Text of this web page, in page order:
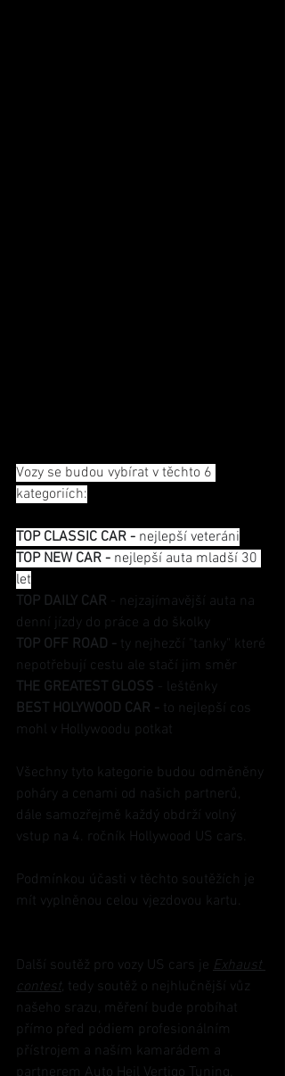
Vozy se budou vybírat v těchto 6
kategoriích:
TOP CLASSIC CAR - nejlepší veteráni
TOP NEW CAR - nejlepší auta mladší 30
let
TOP DAILY CAR
- nejzajímavější auta na
denní jízdy do práce a do školky
TOP OFF ROAD - ty nejhezčí "tanky" které
nepotřebují cestu ale stačí jim směr
THE GREATEST GLOSS
- leštěnky
BEST HOLYWOOD CAR - to nejlepší cos
mohl v Hollywoodu potkat
Všechny tyto kategorie budou odměněny
poháry a cenami od našich partnerů,
dále samozřejmě každý obdrží volný
vstup na 4. ročník Hollywood US cars.
Podmínkou účasti v těchto soutěžích je
mít vyplněnou celou vjezdovou kartu.
Další soutěž pro vozy US cars je Exhaust
contest, tedy soutěž o nejhlučnější vůz
našeho srazu, měření bude probíhat
přímo před pódiem profesionálním
přístrojem a naším kamarádem a
partnerem Auto Hejl Vertigo Tuning.